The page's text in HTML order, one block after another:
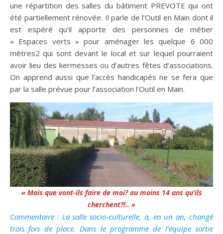
une répartition des salles du bâtiment PREVOTE qui ont
été partiellement rénovée. Il parle de l’Outil en Main dont il
est espéré qu’il apporte des personnes de métier
« Espaces verts » pour aménager les quelque 6 000
mètres2 qui sont devant le local et sur lequel pourraient
avoir lieu des kermesses ou d’autres fêtes d’associations.
On apprend aussi que l’accès handicapés ne se fera que
par la salle prévue pour l’association l’Outil en Main.
« Mais que vont-ils faire de moi? au moins 14 ans qu’ils
cherchent?!.. »
Commentaire : La salle socio-culturelle, a, en un an, changé
trois fois de place. Dans le programme de l’équipe sortie